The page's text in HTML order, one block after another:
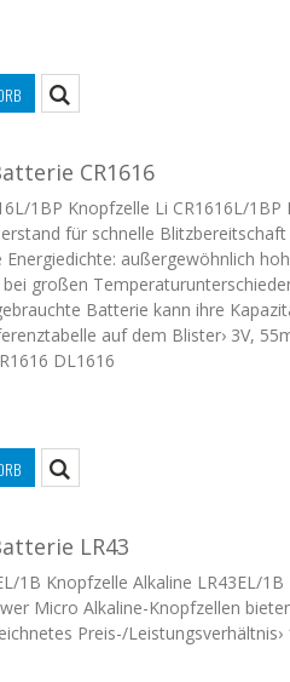
CR1616
1BP Knopfzelle Li CR1616L/
für schnelle
Energiedichte: außergewöhnlich
großen
Batterie kann ihre
auf dem Blister› 3V,
DL1616
LR43
1B Knopfzelle Alkaline LR43EL/
Micro Alkaline-Knopfzellen
Preis-/